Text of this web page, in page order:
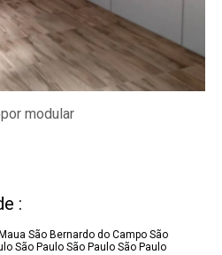
modular
:
São Bernardo do Campo São
São Paulo São Paulo São Paulo